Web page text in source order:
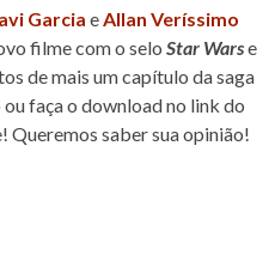
Garcia eAllan Veríssimo
filme com o selo Star Warse
de mais um capítulo da saga
faça o download no link do
Queremos saber sua opinião!